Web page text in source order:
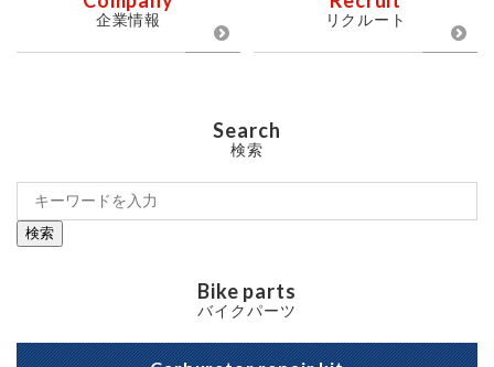
企業情報 リクルート
Search
検索
検索
Bike parts
バイクパーツ